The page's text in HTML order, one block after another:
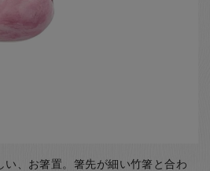
い、お箸置。箸先が細い竹箸と合わ